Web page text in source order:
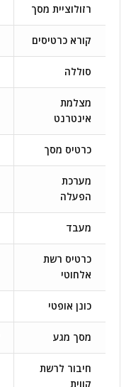
רזולוציית מסך
קורא כרטיסים
סוללה
מצלמת
אינטרנט
כרטיס מסך
מערכת
הפעלה
מעבד
כרטיס רשת
אלחוטי
כונן אופטי
מסך מגע
חיבור לרשת
קווית